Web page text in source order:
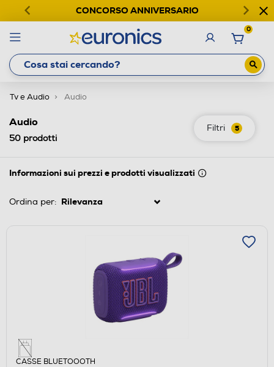
CONCORSO ANNIVERSARIO
0
Tv e Audio Audio
Filtri 5
Audio
50 prodotti
Informazioni sui prezzi e prodotti visualizzati
Ordina per:
CASSE BLUETOOOTH